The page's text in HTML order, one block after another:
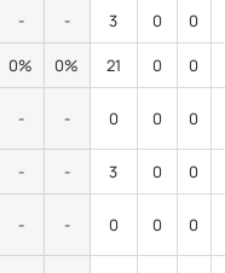
- - 3 0 0
0% 0% 21 0 0
- - 0 0 0
- - 3 0 0
- - 0 0 0